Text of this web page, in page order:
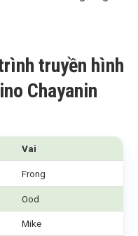
truyền hình
Chayanin
Vai
Frong
Ood
Mike